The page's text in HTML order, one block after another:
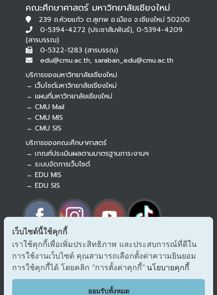
คณะศึกษาศาสตร์ มหาวิทยาลัยเชียงใหม่
239 ถ.ห้วยแก้ว ต.สุเทพ อ.เมือง จ.เชียงใหม่ 50200
0-5394-4272 (ประชาสัมพันธ์), 0-5394-4209
(สารบรรณ)
0-5322-1283 (สารบรรณ)
edu@cmu.ac.th, saraban_edu@cmu.ac.th
บริการของมหาวิทยาลัยเชียงใหม่
→ เว็บไซต์มหาวิทยาลัยเชียงใหม่
→ แผนที่มหาวิทยาลัยเชียงใหม่
→ CMU Mail
→ CMU MIS
→ CMU SIS
บริการของคณะศึกษาศาสตร์
→ เกณฑ์ประเมินผลตามมาตรฐานภาระงานฯ
→ ระบบจัดการเว็บไซต์
→ EDU MIS
→ EDU SIS
→ ร้องเรียนทุจริตและประพฤติมิชอบ
→ แจ้งเรื่องร้องออนไลน์ สำนักงาน ป.ป.ช.
→ รับเรื่องร้องเรียน/แจ้งเบาะแส สำนักงาน ป.ป.ท.
EDU VOC
แสดงความคิดเห็น/ข้อเสนอแนะ
Botnoi Assistant
Connecting…
เว็บไซต์นี้ใช้คุกกี้
เราใช้คุกกี้เพื่อเพิ่มประสิทธิภาพ และประสบการณ์ที่ดีใน
การใช้งานเว็บไซต์ คุณสามารถเลือกตั้งค่าความยินยอม
การใช้คุกกี้ได้ โดยคลิก "การตั้งค่าคุกกี้" นโยบายคุกกี้
ยอมรับทั้งหมด